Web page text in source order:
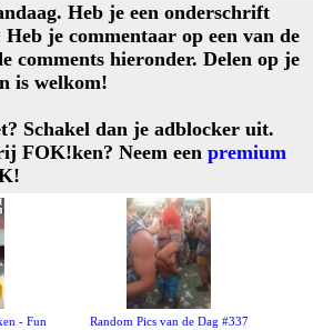
Heb je een onderschrift
je commentaar op een van de
comments hieronder. Delen op je
is welkom!
Schakel dan je adblocker uit.
FOK!ken? Neem een premium
- Fun
Random Pics van de Dag #337